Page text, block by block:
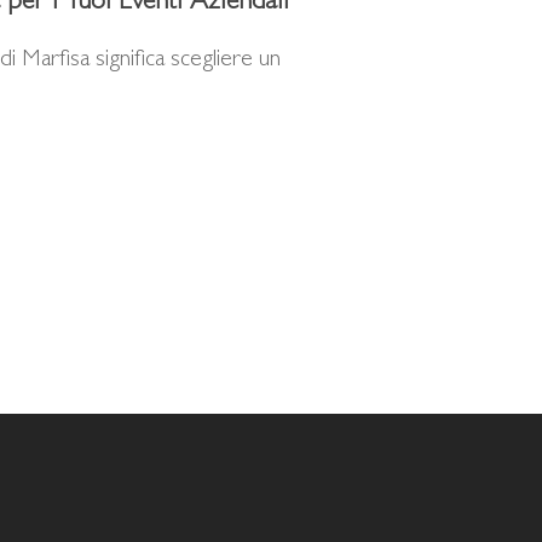
Marfisa significa scegliere un